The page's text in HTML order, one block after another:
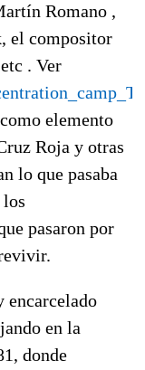
Romano ,
el compositor
. Ver
elemento
Roja y otras
lo que pasaba
los
pasaron por
encarcelado
en la
donde